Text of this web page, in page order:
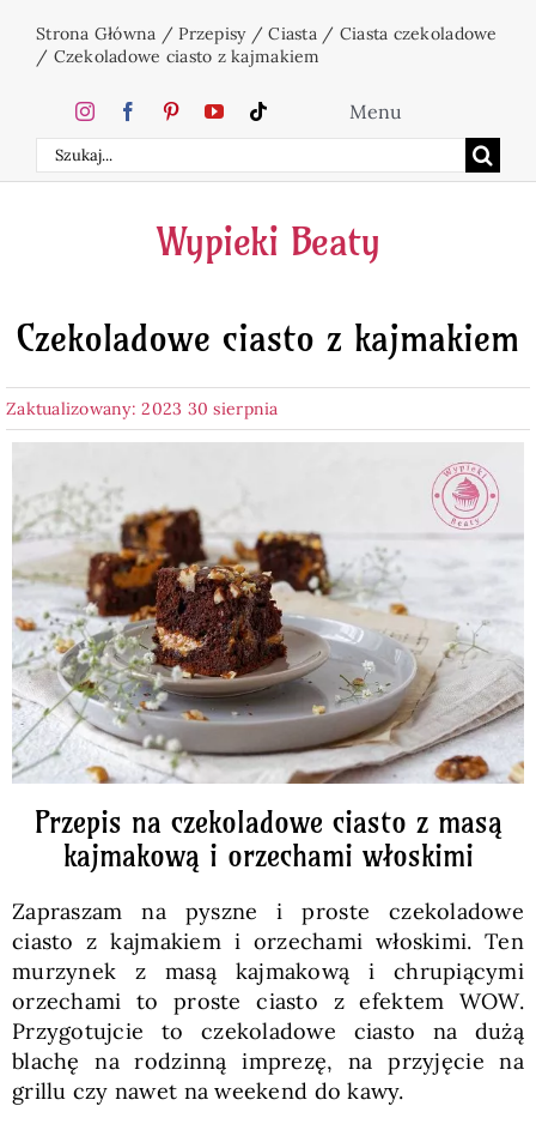
zawartości
Strona Główna /Przepisy/Ciasta/ Ciasta czekoladowe
/ Czekoladowe ciasto z kajmakiem
Szukaj
Menu
Home
Ciasta
Desery
Pieczywo
Przetwory
Posiłki
Zdrowo i fit
SKLEP
Polski
Wypieki Beaty
Czekoladowe ciasto z kajmakiem
Zaktualizowany: 2023 30 sierpnia
Przepis na czekoladowe ciasto z masą
kajmakową i orzechami włoskimi
Zapraszam na pyszne i proste czekoladowe
ciasto z kajmakiem i orzechami włoskimi. Ten
murzynek z masą kajmakową i chrupiącymi
orzechami to proste ciasto z efektem WOW.
Przygotujcie to czekoladowe ciasto na dużą
blachę na rodzinną imprezę, na przyjęcie na
grillu czy nawet na weekend do kawy.